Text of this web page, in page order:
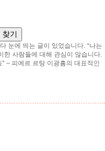
눈에 띄는 글이 있었습니다. “나는
사람들에 대해 관심이 많습니다.
– 피에르 르탕 이광흠의 대표적인